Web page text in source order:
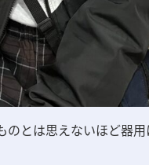
とは思えないほど器